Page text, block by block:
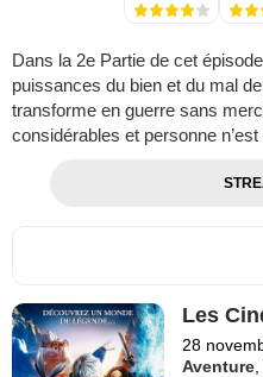
Dans la 2e Partie de cet
puissances du bien et du mal
transforme en guerre sans
considérables et personne
Les
28
Aventure